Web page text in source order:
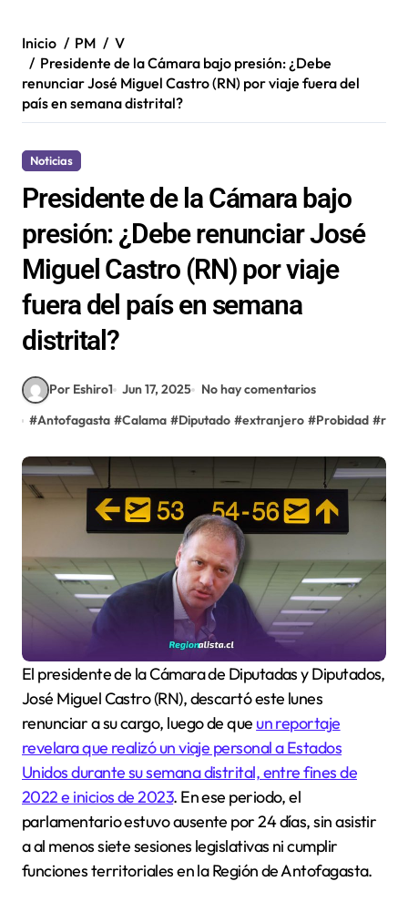
Inicio PM
V
Presidente de la Cámara bajo presión: ¿Debe
renunciar José Miguel Castro (RN) por viaje fuera del
país en semana distrital?
Noticias
Presidente de la Cámara bajo
presión: ¿Debe renunciar José
Miguel Castro (RN) por viaje
fuera del país en semana
distrital?
Por Eshiro1 Jun 17, 2025
No hay comentarios
#Antofagasta #Calama #Diputado #extranjero #Probidad #
El presidente de la Cámara de Diputadas y Diputados,
José Miguel Castro (RN), descartó este lunes
renunciar a su cargo, luego de que un reportaje
revelara que realizó un viaje personal a Estados
Unidos durante su semana distrital, entre fines de
2022 e inicios de 2023. En ese periodo, el
parlamentario estuvo ausente por 24 días, sin asistir
a al menos siete sesiones legislativas ni cumplir
funciones territoriales en la Región de Antofagasta.